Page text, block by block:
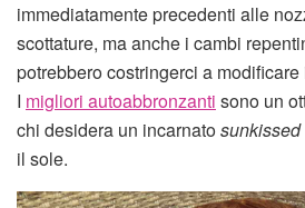
immediatamente precedenti alle
scottature, ma anche i cambi
potrebbero costringerci a
I migliori autoabbronzanti sono un
chi desidera un incarnatosunkissed
il sole.